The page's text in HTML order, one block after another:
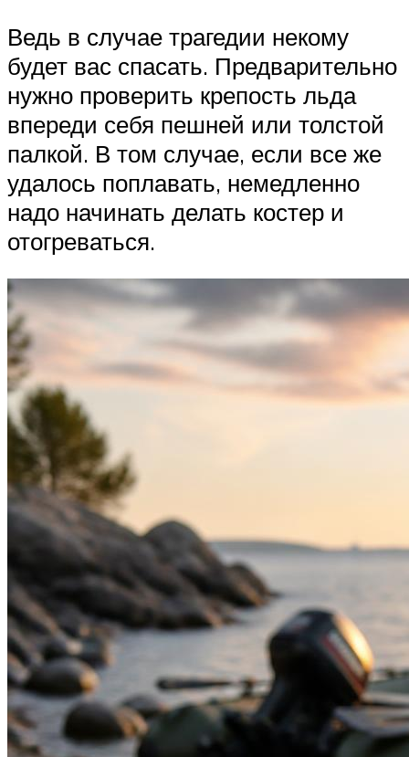
Ведь в случае трагедии некому
будет вас спасать. Предварительно
нужно проверить крепость льда
впереди себя пешней или толстой
палкой. В том случае, если все же
удалось поплавать, немедленно
надо начинать делать костер и
отогреваться.